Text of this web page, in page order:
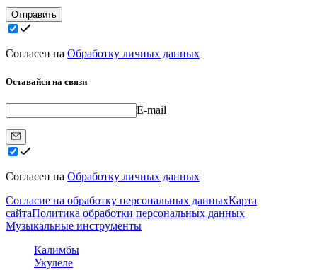
Отправить
Согласен на Обработку личных данных
Оставайся на связи
E-mail
Согласен на Обработку личных данных
Согласие на обработку персональных данныхКарта
сайтаПолитика обработки персональных данных
Музыкальные инструменты
Калимбы
Укулеле